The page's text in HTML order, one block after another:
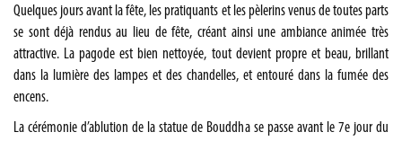
Quelques jours avant la fête, les pratiquants et les pèlerins venus de toutes parts
se sont déjà rendus au lieu de fête, créant ainsi une ambiance animée très
attractive. La pagode est bien nettoyée, tout devient propre et beau, brillant
dans la lumière des lampes et des chandelles, et entouré dans la fumée des
encens.
La cérémonie d’ablution de la statue de Bouddha se passe avant le 7e jour du